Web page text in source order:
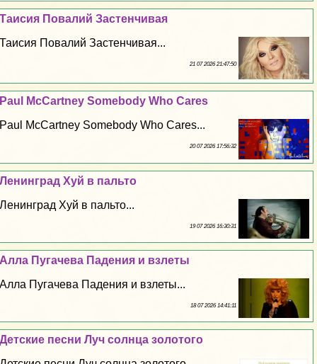
Таисия Повалий Застенчивая
Таисия Повалий Застенчивая...
21 07 2026 21:47:50
Paul McCartney Somebody Who Cares
Paul McCartney Somebody Who Cares...
20 07 2026 17:56:32
Ленинград Xyй в пальто
Ленинград Xyй в пальто...
19 07 2026 16:30:31
Алла Пугачева Падения и взлеты
Алла Пугачева Падения и взлеты...
18 07 2026 14:41:11
Детские песни Луч солнца золотого